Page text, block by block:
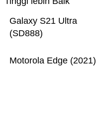
Motorola Edge (2021)
Galaxy S21 Ultra
(SD888)